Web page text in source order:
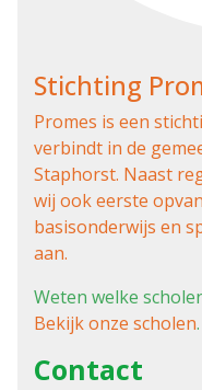
Stichting
Promes is een
verbindt in de
Staphorst. Naast
wij ook eerste
basisonderwijs en
aan.
Weten welke
Bekijk onze scholen.
Contact